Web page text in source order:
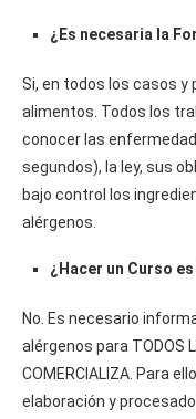
¿Es necesaria la
Si, en todos los casos y
alimentos. Todos los
conocer las
segundos), la ley, sus
bajo control los
alérgenos.
¿Hacer un Curso
No. Es necesario
alérgenos para TODOS
COMERCIALIZA. Para
elaboración y